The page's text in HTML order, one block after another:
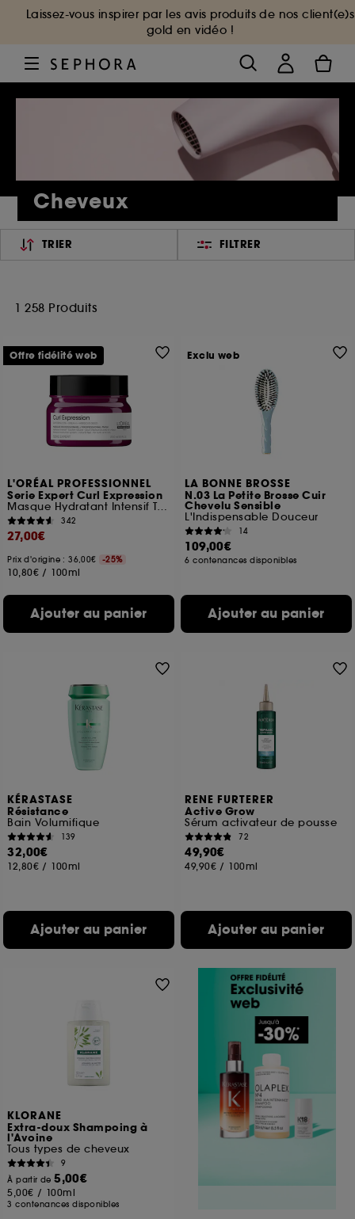
Laissez-vous inspirer par les avis produits de nos client(e)s
gold en vidéo !
Cheveux
TRIER FILTRER
1 258 Produits
L'ORÉAL PROFESSIONNEL
Serie Expert Curl Expression
Masque Hydratant Intensif Toucher Naturel
342
27,00€
Prix d'origine : 36,00€ -25%
10,80€ / 100ml
Ajouter au panier
Offre fidélité web
LA BONNE BROSSE
N.03 La Petite Brosse Cuir
Chevelu Sensible
L'Indispensable Douceur
14
109,00€
6 contenances disponibles
Ajouter au panier
Exclu web
KÉRASTASE
Résistance
Bain Volumifique
139
32,00€
12,80€ / 100ml
Ajouter au panier
RENE FURTERER
Active Grow
Sérum activateur de pousse
72
49,90€
49,90€ / 100ml
Ajouter au panier
KLORANE
Extra-doux Shampoing à
l'Avoine
Tous types de cheveux
9
À partir de5,00€
5,00€ / 100ml
3 contenances disponibles